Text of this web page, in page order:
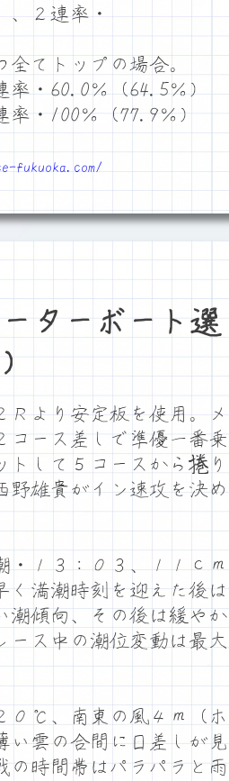
２連率・
てトップの場合。
率・60.0％（64.5％）
・100％（77.9％）
fukuoka.com/
ターボート選
より安定板を使用。メ
コース差しで準優一番乗
トして５コースから捲り
野雄貴がイン速攻を決め
１３：０３、１１ｃｍ
く満潮時刻を迎えた後は
潮傾向、その後は緩やか
ース中の潮位変動は最大
０℃、南東の風４ｍ（ホ
い雲の合間に日差しが見
の時間帯はパラパラと雨